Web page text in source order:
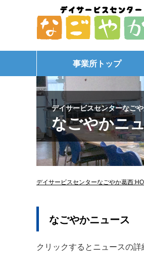
事業所トップ
デイサービスセンターなご
なごやかニ
デイサービスセンターなごやか葛西
なごやかニュース
クリックするとニュースの詳